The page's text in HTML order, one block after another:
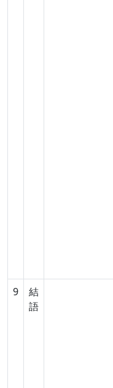
9
結
語